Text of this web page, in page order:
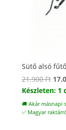
Sütő alsó
21.900Ft
Készleten: 1
🚚 Akár másnapi
✅ Magyar